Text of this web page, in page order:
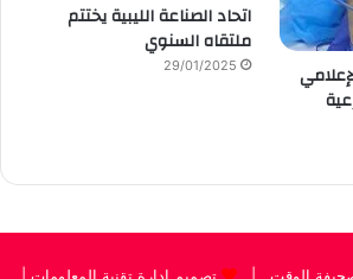
اتحاد الصناعة الليبية يختتم
ملتقاه السنوي
29/01/2025
تصميم إدارة تقنية المعلومات